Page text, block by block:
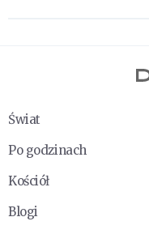
Świat
Po godzinach
Kościół
Blogi